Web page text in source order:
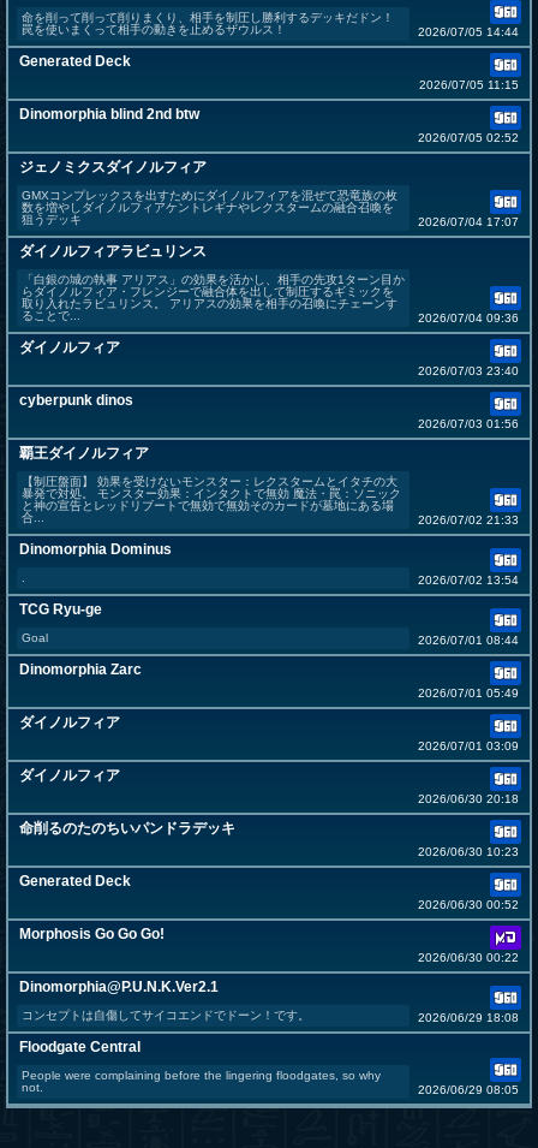
命を削って削って削りまくり、相手を制圧し勝利するデッキだドン！
罠を使いまくって相手の動きを止めるザウルス！
2026/07/05 14:44
Generated Deck
2026/07/05 11:15
Dinomorphia blind 2nd btw
2026/07/05 02:52
ジェノミクスダイノルフィア
GMXコンプレックスを出すためにダイノルフィアを混ぜて恐竜族の枚
数を増やしダイノルフィアケントレギナやレクスタームの融合召喚を
狙うデッキ
2026/07/04 17:07
ダイノルフィアラビュリンス
「白銀の城の執事 アリアス」の効果を活かし、相手の先攻1ターン目か
らダイノルフィア・フレンジーで融合体を出して制圧するギミックを
取り入れたラビュリンス。 アリアスの効果を相手の召喚にチェーンす
ることで...
2026/07/04 09:36
ダイノルフィア
2026/07/03 23:40
cyberpunk dinos
2026/07/03 01:56
覇王ダイノルフィア
【制圧盤面】 効果を受けないモンスター：レクスタームとイタチの大
暴発で対処。 モンスター効果：インタクトで無効 魔法・罠：ソニック
と神の宣告とレッドリブートで無効で無効そのカードが墓地にある場
合...
2026/07/02 21:33
Dinomorphia Dominus
. 2026/07/02 13:54
TCG Ryu-ge
Goal 2026/07/01 08:44
Dinomorphia Zarc
2026/07/01 05:49
ダイノルフィア
2026/07/01 03:09
ダイノルフィア
2026/06/30 20:18
命削るのたのちいパンドラデッキ
2026/06/30 10:23
Generated Deck
2026/06/30 00:52
Morphosis Go Go Go!
2026/06/30 00:22
Dinomorphia@P.U.N.K.Ver2.1
コンセプトは自傷してサイコエンドでドーン！です。 2026/06/29 18:08
Floodgate Central
People were complaining before the lingering floodgates, so why
not.
2026/06/29 08:05